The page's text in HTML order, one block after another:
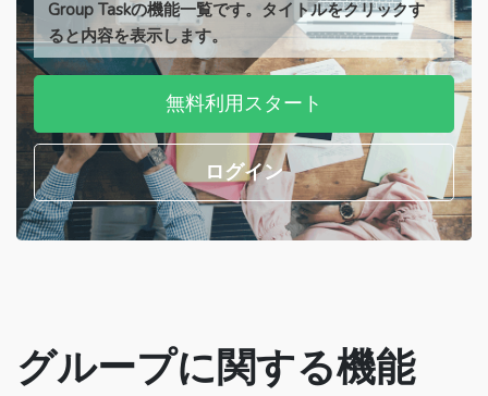
Group Taskの機能一覧です。タイトルをクリックす
ると内容を表示します。
無料利用スタート
ログイン
グループに関する機能